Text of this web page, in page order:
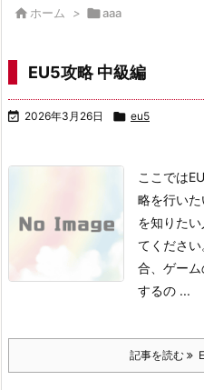
 ホーム > aaa
EU5攻略 中級編
 2026年3月26日  eu5
ここでは
略を行いた
を知りた
てください
合、ゲー
するの ...
記事を読む